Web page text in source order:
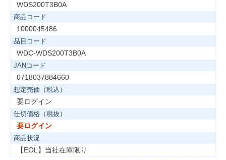
WDS200T3B0A
商品コード
1000045486
品目コード
WDC-WDS200T3B0A
JANコード
0718037884660
想定売価（税込）
要ログイン
仕切価格（税抜）
要ログイン
商品状況
【EOL】当社在庫限り